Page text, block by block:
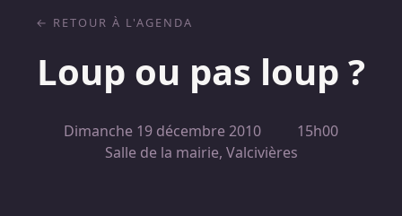
Loup ou pas loup ?
Dimanche 19 décembre 2010
15h00
Salle de la mairie, Valcivières
RETOUR À L'AGENDA